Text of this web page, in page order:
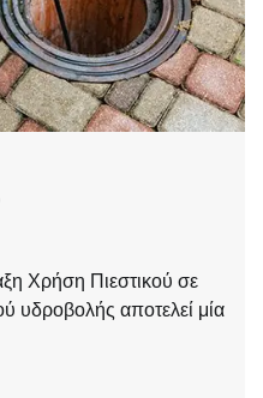
Χρήση Πιεστικού σε
υδροβολής αποτελεί μία